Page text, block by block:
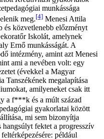
munkássága
meg.[4] Menesi Attila
és közvetlenebb előzményt
Iskolát, amelynek
Ernő munkásságát. A
intézmény, amint azt Menesi
ami a nevében volt: egy
(évekkel a Magyar
Tanszékének megalapítása
amilyeneket csak itt
a f***k és a múlt század
gyakorlatai között
mi sem bizonyítja
fektet a progresszív
például